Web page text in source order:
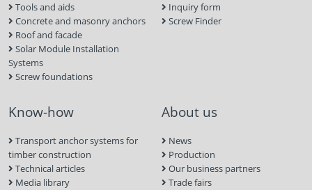
Tools and aids
Concrete and masonry anchors
Roof and facade
Solar Module Installation
Systems
Screw foundations
Inquiry form
Screw Finder
Know-how
Transport anchor systems for
timber construction
Technical articles
Media library
About us
News
Production
Our business partners
Trade fairs